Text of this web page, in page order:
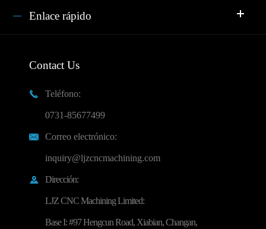
Enlace rápido
Contact Us

Teléfono:
0731-85677499

Correo electrónico:
inquiry@ljzcncmachining.com

Dirección:
LJZ CNC Machining Limited:
Base I: #97 Hengcun Road, Xiabian, Changan,